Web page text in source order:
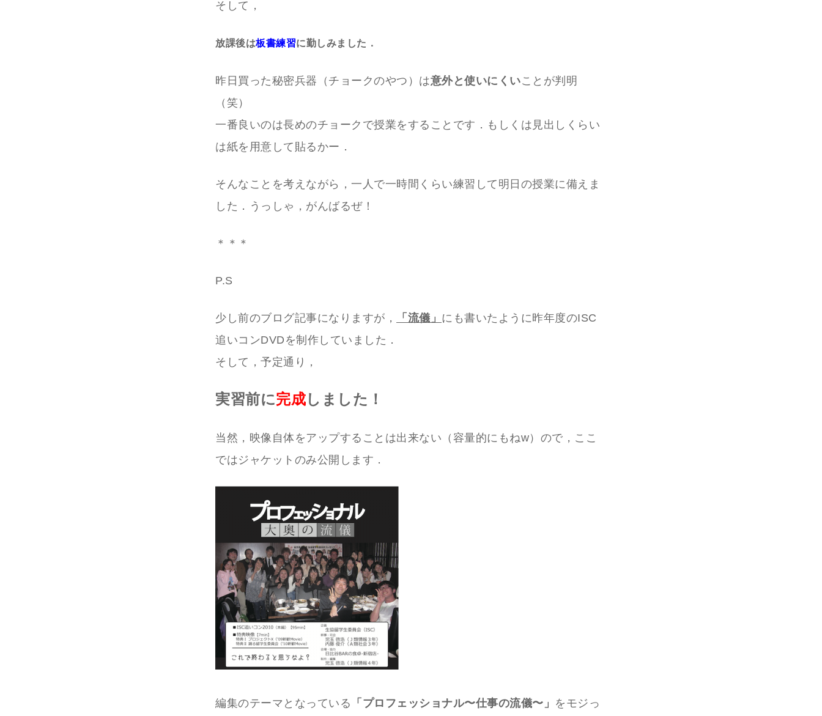
そして，
放課後は板書練習に勤しみました．
昨日買った秘密兵器（チョークのやつ）は意外と使いにくいことが判明
（笑）
一番良いのは長めのチョークで授業をすることです．もしくは見出しくらい
は紙を用意して貼るかー．
そんなことを考えながら，一人で一時間くらい練習して明日の授業に備えま
した．うっしゃ，がんばるぜ！
＊＊＊
P.S
少し前のブログ記事になりますが， 「流儀」 にも書いたように昨年度のISC
追いコンDVDを制作していました．
そして，予定通り，
実習前に完成しました！
当然，映像自体をアップすることは出来ない（容量的にもねw）ので，ここ
ではジャケットのみ公開します．
編集のテーマとなっている 「プロフェッショナル〜仕事の流儀〜」 をモジっ